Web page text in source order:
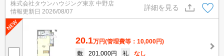
株式会社タウンハウジング東京 中野店
情報更新日 2026/08/07
詳細を見る
20.1万円(管理費等：10,000円)
敷
201,000円 礼
なし